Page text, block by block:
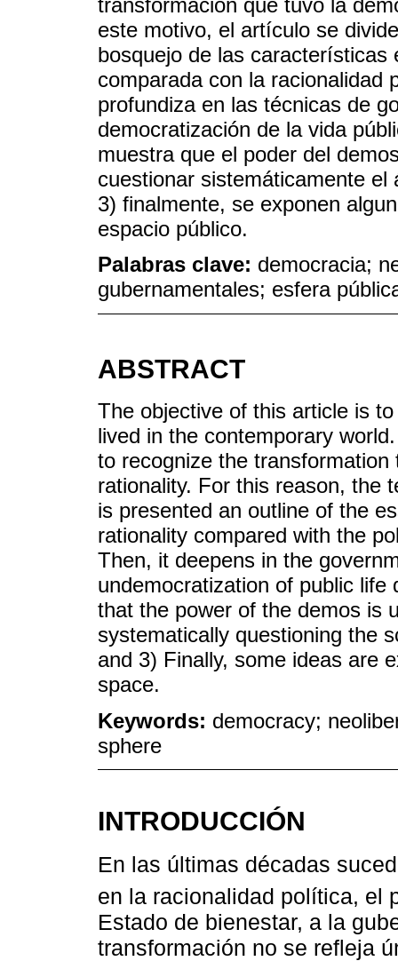
este motivo, el artículo se
bosquejo de las características
comparada con la racionalidad
profundiza en las técnicas de
democratización de la vida
muestra que el poder del
cuestionar sistemáticamente
3) finalmente, se exponen
espacio público.
Palabras clave: democracia;
gubernamentales; esfera
ABSTRACT
The objective of this article is
lived in the contemporary
to recognize the
rationality. For this reason, the
is presented an outline of the
rationality compared with the
Then, it deepens in the
undemocratization of public
that the power of the demos is
systematically questioning the
and 3) Finally, some ideas are
space.
Keywords: democracy;
sphere
INTRODUCCIÓN
En las últimas décadas
en la racionalidad política, el
Estado de bienestar, a la
transformación no se refleja